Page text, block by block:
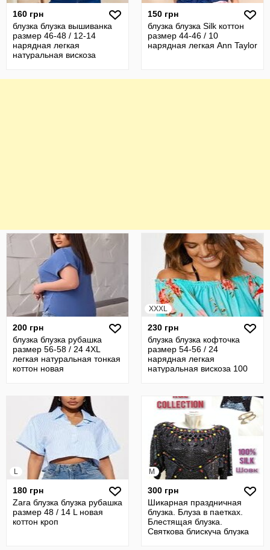
160 грн
блузка блузка вышиванка
размер 46-48 / 12-14
нарядная легкая
натуральная вискоза
150 грн
блузка блузка Silk коттон
размер 44-46 / 10
нарядная легкая Ann Taylor
200 грн
блузка блузка рубашка
размер 56-58 / 24 4XL
легкая натуральная тонкая
коттон новая
XXXL
230 грн
блузка блузка кофточка
размер 54-56 / 24
нарядная легкая
натуральная вискоза 100
L
180 грн
Zara блузка блузка рубашка
размер 48 / 14 L новая
коттон кроп
M
300 грн
Шикарная праздничная
блузка. Блуза в паетках.
Блестящая блузка.
Святкова блискуча блузка